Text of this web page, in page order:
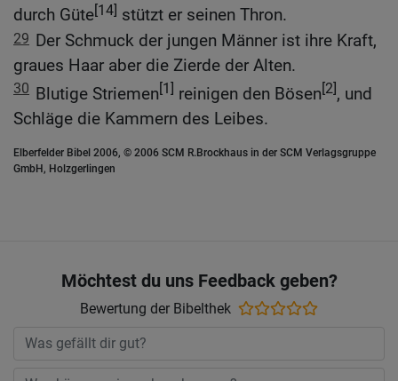
durch Güte[14] stützt er seinen Thron.
29 Der Schmuck der jungen Männer ist ihre Kraft,
graues Haar aber die Zierde der Alten.
30 Blutige Striemen[1] reinigen den Bösen[2], und
Schläge die Kammern des Leibes.
Elberfelder Bibel 2006, © 2006 SCM R.Brockhaus in der SCM Verlagsgruppe
GmbH, Holzgerlingen
Möchtest du uns Feedback geben?
Bewertung der Bibelthek